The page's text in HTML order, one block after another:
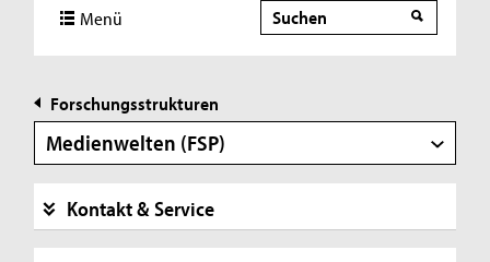
Menü Suche
Suche
Forschungsstrukturen
Medienwelten (FSP)
Kontakt & Service